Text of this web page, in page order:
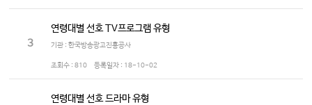
3
연령대별 선호 TV프로그램 유형
기관 : 한국방송광고진흥공사
조회수 : 810 등록일자 : 18-10-02
연령대별 선호 드라마 유형